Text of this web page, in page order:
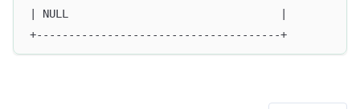
| NULL                                 |
+--------------------------------------+